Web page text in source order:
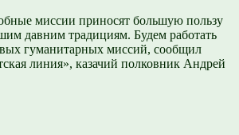
миссии приносят большую пользу
давним традициям. Будем работать
гуманитарных миссий, сообщил
линия», казачий полковник Андрей